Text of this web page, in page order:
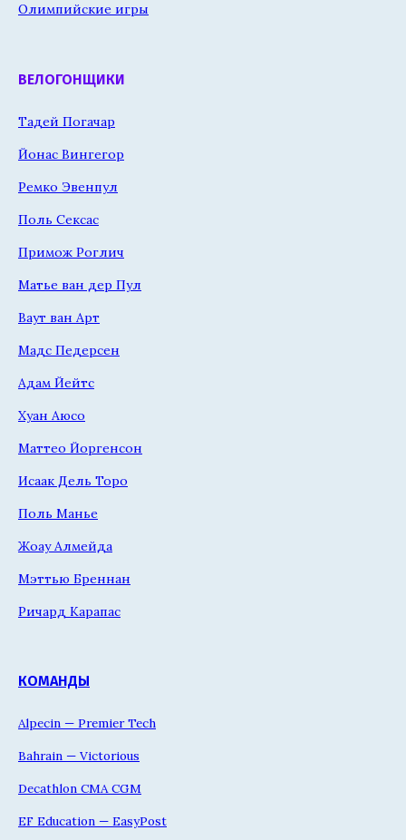
Олимпийские игры
ВЕЛОГОНЩИКИ
Тадей Погачар
Йонас Вингегор
Ремко Эвенпул
Поль Сексас
Примож Роглич
Матье ван дер Пул
Ваут ван Арт
Мадс Педерсен
Адам Йейтс
Хуан Аюсо
Маттео Йоргенсон
Исаак Дель Торо
Поль Манье
Жоау Алмейда
Мэттью Бреннан
Ричард Карапас
КОМАНДЫ
Alpecin — Premier Tech
Bahrain — Victorious
Decathlon CMA CGM
EF Education — EasyPost